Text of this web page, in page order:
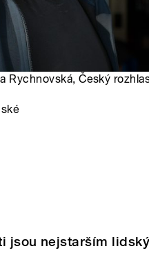
Rychnovská, Český
jsou nejstarším